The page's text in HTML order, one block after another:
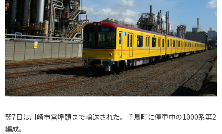
翌7日は川崎市営埠頭まで輸送された。千鳥町に停車中の1000系第2
編成。